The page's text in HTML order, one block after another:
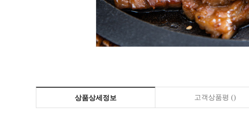
상품상세정보 고객상품평 ()